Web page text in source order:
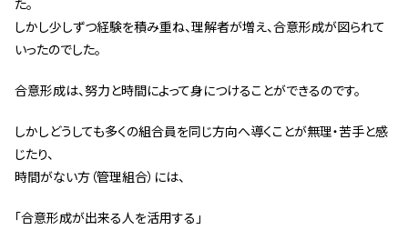
た。
しかし少しずつ経験を積み重ね、理解者が増え、合意形成が図られて
いったのでした。
合意形成は、努力と時間によって身につけることができるのです。
しかしどうしても多くの組合員を同じ方向へ導くことが無理・苦手と感
じたり、
時間がない方（管理組合）には、
｢合意形成が出来る人を活用する｣